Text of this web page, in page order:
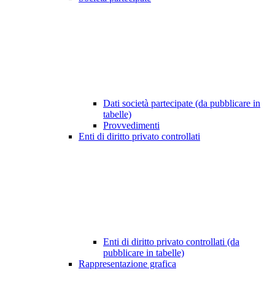
Dati società partecipate (da pubblicare in
tabelle)
Provvedimenti
Enti di diritto privato controllati
Enti di diritto privato controllati (da
pubblicare in tabelle)
Rappresentazione grafica